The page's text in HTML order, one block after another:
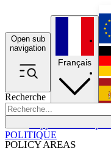
Open sub
navigation
Recherche
POLICY AREAS
Français
POLITIQUE